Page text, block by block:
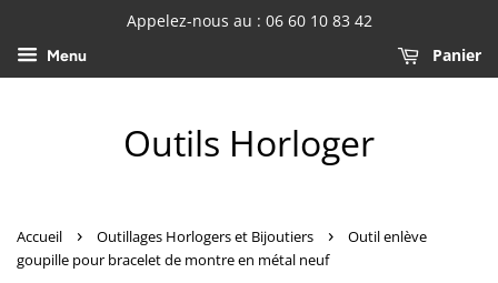
Appelez-nous au : 06 60 10 83 42
Menu Panier
Outils Horloger
Accueil › Outillages Horlogers et Bijoutiers ›
Outil enlève
goupille pour bracelet de montre en métal neuf